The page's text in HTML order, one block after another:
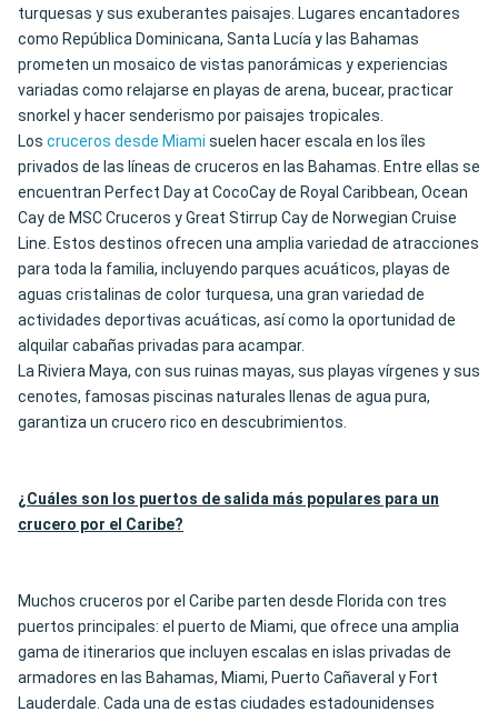
turquesas y sus exuberantes paisajes. Lugares encantadores
como República Dominicana, Santa Lucía y las Bahamas
prometen un mosaico de vistas panorámicas y experiencias
variadas como relajarse en playas de arena, bucear, practicar
snorkel y hacer senderismo por paisajes tropicales.
Los cruceros desde Miami suelen hacer escala en los îles
privados de las líneas de cruceros en las Bahamas. Entre ellas se
encuentran Perfect Day at CocoCay de Royal Caribbean, Ocean
Cay de MSC Cruceros y Great Stirrup Cay de Norwegian Cruise
Line. Estos destinos ofrecen una amplia variedad de atracciones
para toda la familia, incluyendo parques acuáticos, playas de
aguas cristalinas de color turquesa, una gran variedad de
actividades deportivas acuáticas, así como la oportunidad de
alquilar cabañas privadas para acampar.
La Riviera Maya, con sus ruinas mayas, sus playas vírgenes y sus
cenotes, famosas piscinas naturales llenas de agua pura,
garantiza un crucero rico en descubrimientos.
¿Cuáles son los puertos de salida más populares para un
crucero por el Caribe?
Muchos cruceros por el Caribe parten desde Florida con tres
puertos principales: el puerto de Miami, que ofrece una amplia
gama de itinerarios que incluyen escalas en islas privadas de
armadores en las Bahamas, Miami, Puerto Cañaveral y Fort
Lauderdale. Cada una de estas ciudades estadounidenses